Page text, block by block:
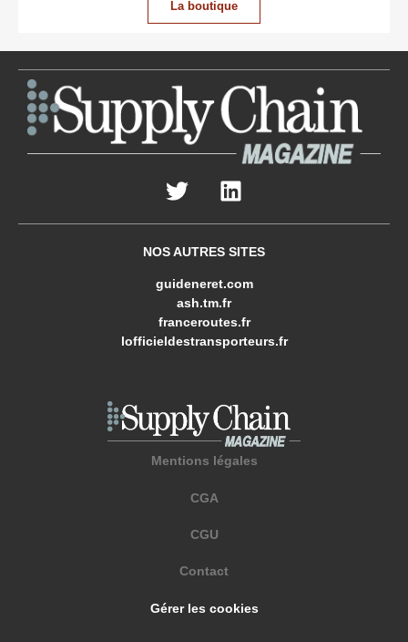
La boutique
NOS AUTRES SITES
guideneret.com
ash.tm.fr
franceroutes.fr
lofficieldestransporteurs.fr
Mentions légales
CGA
CGU
Contact
Gérer les cookies